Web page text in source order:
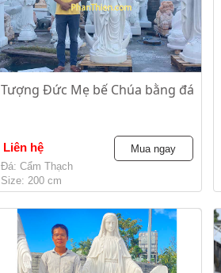
Tượng Đức Mẹ bế Chúa bằng đá
Liên hệ
Đá: Cẩm Thạch
Size: 200 cm
Mua ngay